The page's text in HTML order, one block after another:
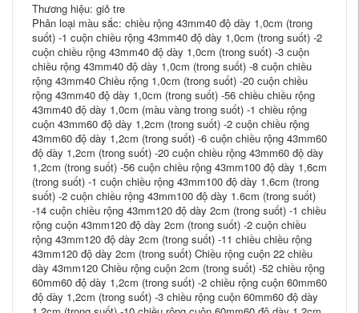
Thương hiệu: giỏ tre
Phân loại màu sắc: chiều rộng 43mm40 độ dày 1,0cm (trong
suốt) -1 cuộn chiều rộng 43mm40 độ dày 1,0cm (trong suốt) -2
cuộn chiều rộng 43mm40 độ dày 1,0cm (trong suốt) -3 cuộn
chiều rộng 43mm40 độ dày 1,0cm (trong suốt) -8 cuộn chiều
rộng 43mm40 Chiều rộng 1,0cm (trong suốt) -20 cuộn chiều
rộng 43mm40 độ dày 1,0cm (trong suốt) -56 chiều chiều rộng
43mm40 độ dày 1,0cm (màu vàng trong suốt) -1 chiều rộng
cuộn 43mm60 độ dày 1,2cm (trong suốt) -2 cuộn chiều rộng
43mm60 độ dày 1,2cm (trong suốt) -6 cuộn chiều rộng 43mm60
độ dày 1,2cm (trong suốt) -20 cuộn chiều rộng 43mm60 độ dày
1,2cm (trong suốt) -56 cuộn chiều rộng 43mm100 độ dày 1,6cm
(trong suốt) -1 cuộn chiều rộng 43mm100 độ dày 1,6cm (trong
suốt) -2 cuộn chiều rộng 43mm100 độ dày 1.6cm (trong suốt)
-14 cuộn chiều rộng 43mm120 độ dày 2cm (trong suốt) -1 chiều
rộng cuộn 43mm120 độ dày 2cm (trong suốt) -2 cuộn chiều
rộng 43mm120 độ dày 2cm (trong suốt) -11 chiều chiều rộng
43mm120 độ dày 2cm (trong suốt) Chiều rộng cuộn 22 chiều
dày 43mm120 Chiều rộng cuộn 2cm (trong suốt) -52 chiều rộng
60mm60 độ dày 1,2cm (trong suốt) -2 chiều rộng cuộn 60mm60
độ dày 1,2cm (trong suốt) -3 chiều rộng cuộn 60mm60 độ dày